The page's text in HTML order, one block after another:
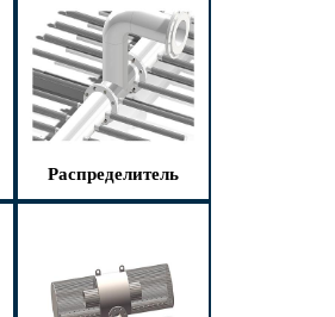
Распределитель